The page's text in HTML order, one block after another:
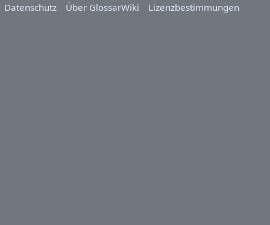
Datenschutz
Über GlossarWiki Lizenzbestimmungen